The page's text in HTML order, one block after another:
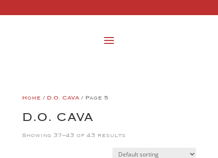
Home / D.O. CAVA/ Page 5
D.O. CAVA
Showing 37–43 of 43 results